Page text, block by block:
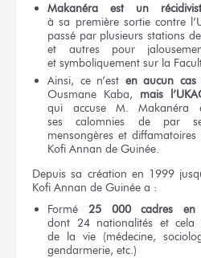
Makanéra est un
à sa premièresortie contre
passé par plusieurs stations
et autres
pour
et symboliquement sur la
Ainsi, ce n’est en aucun cas
Ousmane Kaba,
mais
qui accuse
M. Makanéra
ses calomnies
de par
mensongèreset diffamatoires
Kofi Annan de Guinée.
Depuissa création en 1999
Kofi Annan de Guinée a :
Formé 25 000 cadres en
dont 24 nationalités et cela
de la vie (médecine,
gendarmerie, etc.)